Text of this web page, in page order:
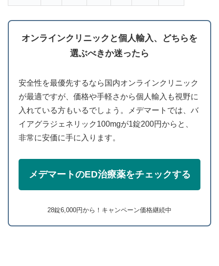
オンラインクリニックと個人輸入、どちらを
選ぶべきか迷ったら
安全性を最優先するなら国内オンラインクリニック
が最適ですが、価格や手軽さから個人輸入も視野に
入れている方もいるでしょう。メデマートでは、バ
イアグラジェネリック100mgが1錠200円からと、
非常に安価に手に入ります。
メデマートのED治療薬をチェックする
28錠6,000円から！キャンペーン価格継続中